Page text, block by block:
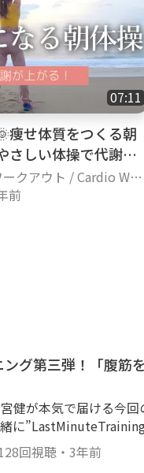
07:11
痩せ体質をつくる朝
さしい体操で代謝を
クアウト / Cardio Wor
前
ング第三弾！「腹筋
■■■■■■■■■■■■■
■■■■■■■■■■■■■
回視聴 ・ 3年前